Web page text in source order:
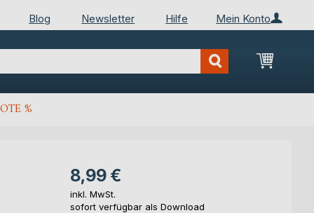
Mein Konto
Blog Newsletter Hilfe
Mein
%
8,99 €
inkl. MwSt.
sofort verfügbar als Download